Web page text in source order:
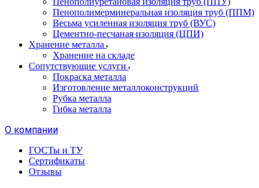
Пенополимерминеральная изоляция труб (ППМ)
Весьма усиленная изоляция труб (ВУС)
Цементно-песчаная изоляция (ЦПИ)
Хранение металла
Хранение на складе
Сопутствующие услуги
Покраска металла
Изготовление металлоконструкций
Рубка металла
Гибка металла
О компании
ГОСТы и ТУ
Сертификаты
Отзывы